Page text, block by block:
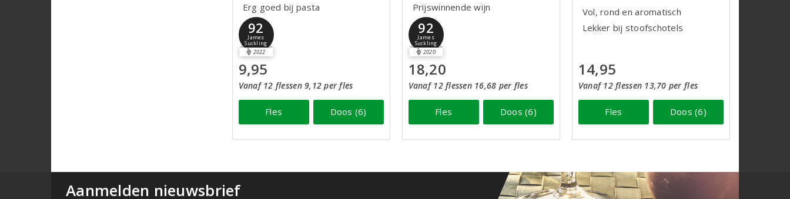
Erg goed bij pasta
92
James
Suckling
2022
9,95
Vanaf 12 flessen 9,12 per fles
Fles Doos (6)
Prijswinnende wijn
92
James
Suckling
2020
18,20
Vanaf 12 flessen 16,68 per fles
Fles Doos (6)
Vol, rond en aromatisch
Lekker bij stoofschotels
14,95
Vanaf 12 flessen 13,70 per fles
Fles Doos (6)
Aanmelden nieuwsbrief